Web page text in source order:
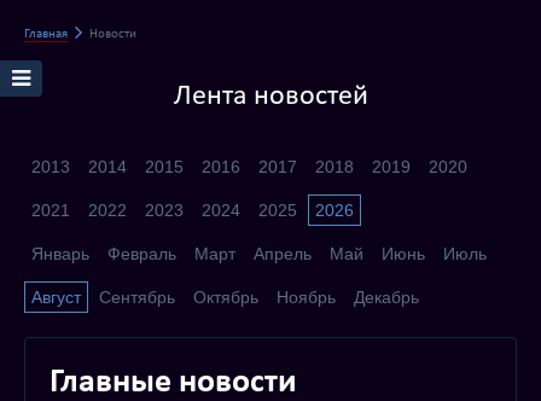
Главная Новости
Лента новостей
2013 2014 2015 2016 2017 2018 2019 2020
2021 2022 2023 2024 2025 2026
Январь Февраль Март Апрель Май Июнь Июль
Август Сентябрь Октябрь Ноябрь Декабрь
Главные новости